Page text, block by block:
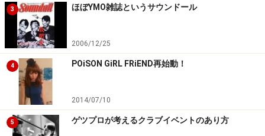
3 ほぼYMO雑誌というサウンドール
2006/12/25
4 POiSON GiRL FRiEND再始動！
2014/07/10
5 ゲツプロが考えるクラブイベントのあり方